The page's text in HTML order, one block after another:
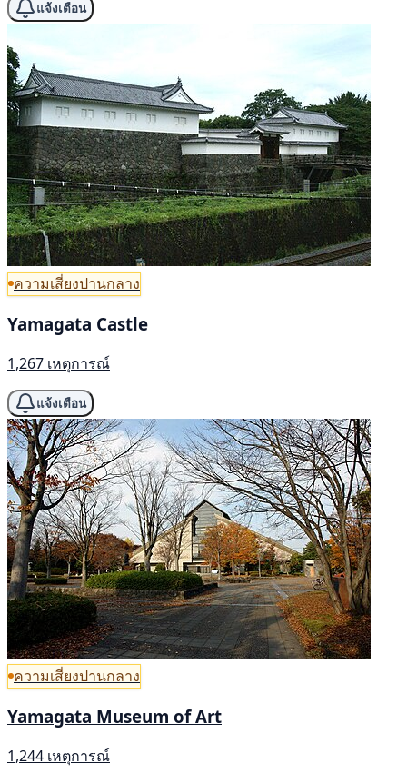
แจ้งเตือน
ความเสี่ยงปานกลาง
Yamagata Castle
1,267 เหตุการณ์
แจ้งเตือน
ความเสี่ยงปานกลาง
Yamagata Museum of Art
1,244 เหตุการณ์